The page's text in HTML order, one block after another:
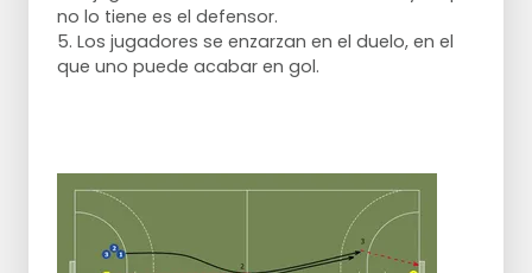
no lo tiene es el defensor.
5. Los jugadores se enzarzan en el duelo, en el
que uno puede acabar en gol.